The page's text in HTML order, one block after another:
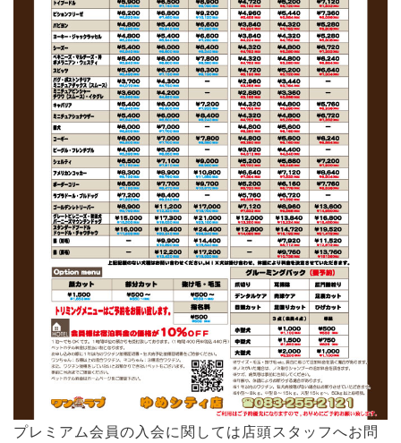
プレミアム会員の入会に関しては店頭スタッフへお問